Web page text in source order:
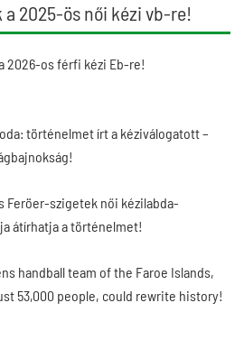
2025-ös női kézi vb-re!
2026-os férfi kézi Eb-re!
történelmet írt a kéziválogatott –
Feröer-szigetek női kézilabda-
átírhatja a történelmet!
handball team of the Faroe Islands,
53,000 people, could rewrite history!